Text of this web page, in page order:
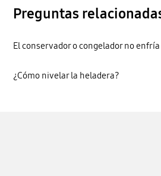
Preguntas
El conservador o congelador no
¿Cómo nivelar la heladera?